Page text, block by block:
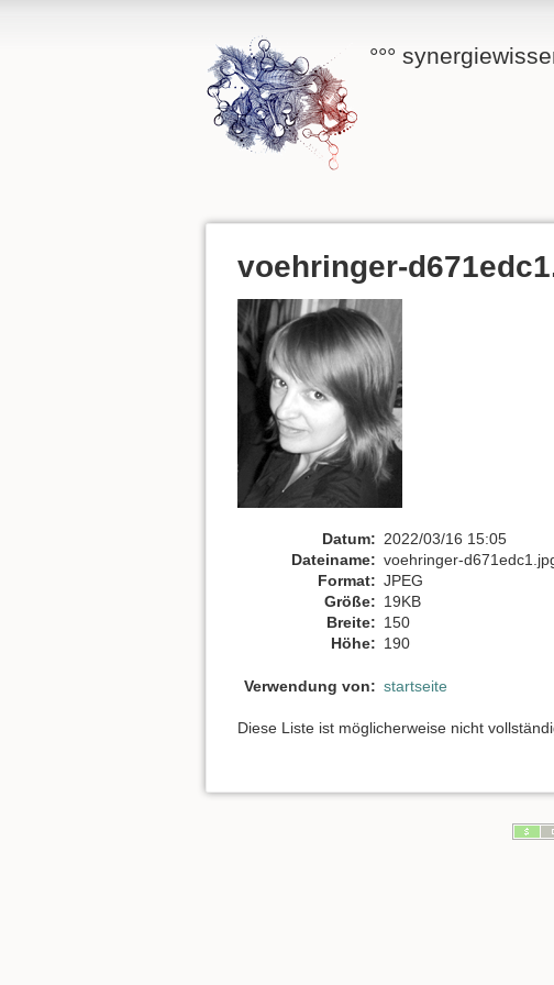
°°°
voehringer-
Datum: 2022/03/16 15:05
Dateiname: voehringer-
Format: JPEG
Größe: 19KB
Breite: 150
Höhe: 190
Verwendung von: startseite
Diese Liste ist möglicherweise nicht